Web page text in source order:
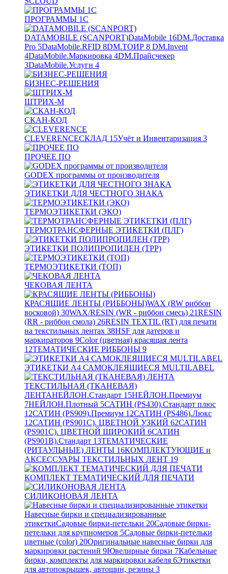
ПРОГРАММЫ 1С
DATAMOBILE (SCANPORT)DataMobile 16DM.Доставка
Pro 5DataMobile.RFID 8DM.ТОИР 8 DM.Invent
4DataMobile.Маркировка 4DM.Прайсчекер
3DataMobile.Услуги 4
БИЗНЕС-РЕШЕНИЯ
ШТРИХ-М
СКАН-КОД
CLEVERENCEСКЛАД 15Учёт и Инвентаризация 3
ПРОЧЕЕ ПО
GODEX программы от производителя
ЭТИКЕТКИ ДЛЯ ЧЕСТНОГО ЗНАКА
ТЕРМОЭТИКЕТКИ (ЭКО)
ТЕРМОТРАНСФЕРНЫЕ ЭТИКЕТКИ (ПЛГ)
ЭТИКЕТКИ ПОЛИПРОПИЛЕН (TPP)
ТЕРМОЭТИКЕТКИ (ТОП)
ЧЕКОВАЯ ЛЕНТА
КРАСЯЩИЕ ЛЕНТЫ (РИББОНЫ)WAX (RW риббон
восковой) 30WAX/RESIN (WR - риббон смесь) 21RESIN
(RR - риббон смола) 26RESIN TEXTIL (RT) для печати
на текстильных лентах 38HSF для датеров и
маркираторов 9Color (цветная) красящая лента
12ТЕМАТИЧЕСКИЕ РИББОНЫ 9
ЭТИКЕТКИ А4 САМОКЛЕЯЩИЕСЯ MULTILABEL
ТЕКСТИЛЬНАЯ (ТКАНЕВАЯ)
ЛЕНТАНЕЙЛОН.Стандарт 15НЕЙЛОН.Премиум
7НЕЙЛОН.Плотный 5САТИН (PS430).Стандарт плюс
12САТИН (PS909).Премиум 12САТИН (PS486).Люкс
12САТИН (PS901C). ЦВЕТНОЙ УЗКИЙ 62САТИН
(PS901C). ЦВЕТНОЙ ШИРОКИЙ 6САТИН
(PS901B).Стандарт 13ТЕМАТИЧЕСКИЕ
(РИТАУЛЬНЫЕ) ЛЕНТЫ 16КОМПЛЕКТУЮЩИЕ и
АКСЕССУАРЫ ТЕКСТИЛЬНЫХ ЛЕНТ 19
КОМПЛЕКТ ТЕМАТИЧЕСКИЙ ДЛЯ ПЕЧАТИ
СИЛИКОНОВАЯ ЛЕНТА
Навесные бирки и специализированные
этикеткиСадовые бирки-петельки 20Садовые бирки-
петельки для крупномеров 5Садовые бирки-петельки
цветные (color) 20Оригинальные навесные бирки для
маркировки растений 9Ювелирные бирки 7Кабельные
бирки, комплекты для маркировки кабеля 6Этикетки
для автопокрышек, автошин, резины 3